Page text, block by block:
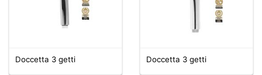
Doccetta 3 getti Doccetta 3 getti